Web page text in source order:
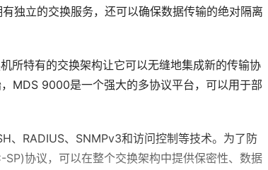
独立的交换服务，还可以确保数据传输的绝对隔离
所特有的交换架构让它可以无缝地集成新的传输协
MDS 9000是一个强大的多协议平台，可以用于部
、RADIUS、SNMPv3和访问控制等技术。为了防
协议，可以在整个交换架构中提供保密性、数据